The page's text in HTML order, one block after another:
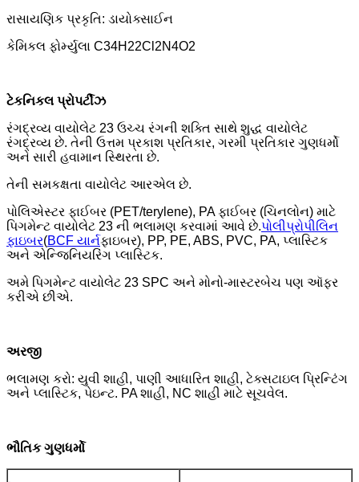
રાસાયણિક પ્રકૃતિ: ડાયોક્સાઈન
કેમિકલ ફોર્મ્યુલા C34H22Cl2N4O2
ટેકનિકલ પ્રોપર્ટીઝ
રંગદ્રવ્ય વાયોલેટ 23 ઉચ્ચ રંગની શક્તિ સાથે શુદ્ધ વાયોલેટ
રંગદ્રવ્ય છે. તેની ઉત્તમ પ્રકાશ પ્રતિકાર, ગરમી પ્રતિકાર ગુણધર્મો
અને સારી હવામાન સ્થિરતા છે.
તેની સમકક્ષતા વાયોલેટ આરએલ છે.
પોલિએસ્ટર ફાઈબર (PET/terylene), PA ફાઈબર (ચિનલોન) માટે
પિગમેન્ટ વાયોલેટ 23 ની ભલામણ કરવામાં આવે છે.પોલીપ્રોપીલિન
ફાઇબર(BCF યાર્નફાઇબર), PP, PE, ABS, PVC, PA, પ્લાસ્ટિક
અને એન્જિનિયરિંગ પ્લાસ્ટિક.
અમે પિગમેન્ટ વાયોલેટ 23 SPC અને મોનો-માસ્ટરબેચ પણ ઑફર
કરીએ છીએ.
અરજી
ભલામણ કરો: યુવી શાહી, પાણી આધારિત શાહી, ટેક્સટાઇલ પ્રિન્ટિંગ
અને પ્લાસ્ટિક, પેઇન્ટ. PA શાહી, NC શાહી માટે સૂચવેલ.
ભૌતિક ગુણધર્મો